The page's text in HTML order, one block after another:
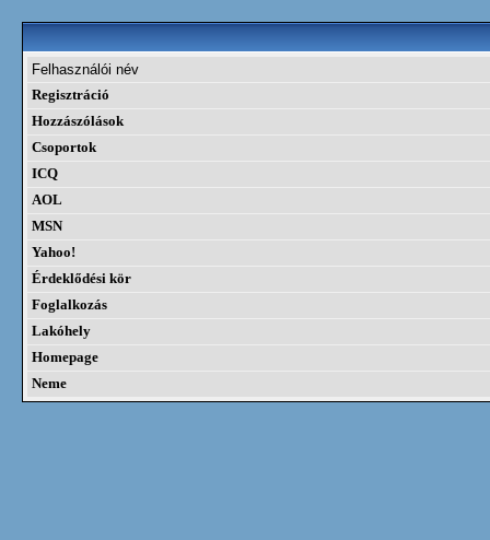
Felhasználói név
Regisztráció
Hozzászólások
Csoportok
ICQ
AOL
MSN
Yahoo!
Érdeklődési kör
Foglalkozás
Lakóhely
Homepage
Neme